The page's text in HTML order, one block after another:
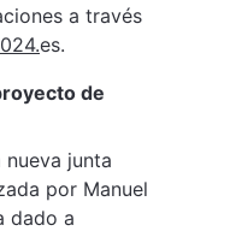
a través
es.
de
junta
por Manuel
dado a